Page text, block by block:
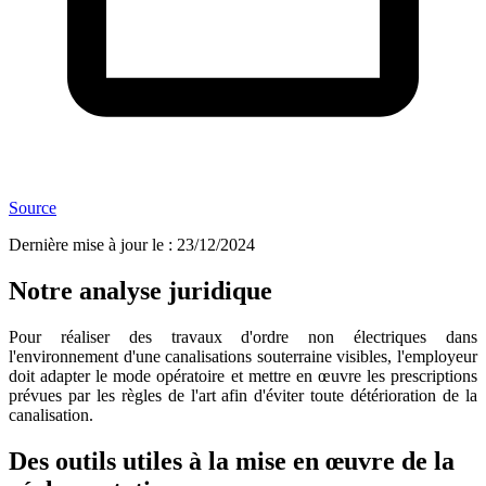
Source
Dernière mise à jour le : 23/12/2024
Notre analyse juridique
Pour réaliser des travaux d'ordre non électriques dans
l'environnement d'une canalisations souterraine visibles, l'employeur
doit adapter le mode opératoire et mettre en œuvre les prescriptions
prévues par les règles de l'art afin d'éviter toute détérioration de la
canalisation.
Des outils utiles à la mise en œuvre de la